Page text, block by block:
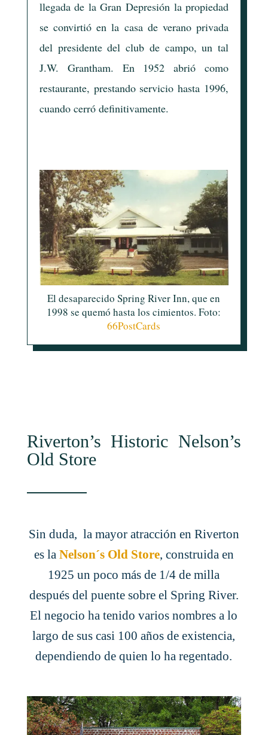
llegada de la Gran Depresión la propiedad
se convirtió en la casa de verano privada
del presidente del club de campo, un tal
J.W. Grantham. En 1952 abrió como
restaurante, prestando servicio hasta 1996,
cuando cerró definitivamente.
El desaparecido Spring River Inn, que en
1998 se quemó hasta los cimientos. Foto:
66PostCards
Riverton’s Historic Nelson’s
Old Store
Sin duda, la mayor atracción en Riverton
es la Nelson´s Old Store, construida en
1925 un poco más de 1/4 de milla
después del puente sobre el Spring River.
El negocio ha tenido varios nombres a lo
largo de sus casi 100 años de existencia,
dependiendo de quien lo ha regentado.